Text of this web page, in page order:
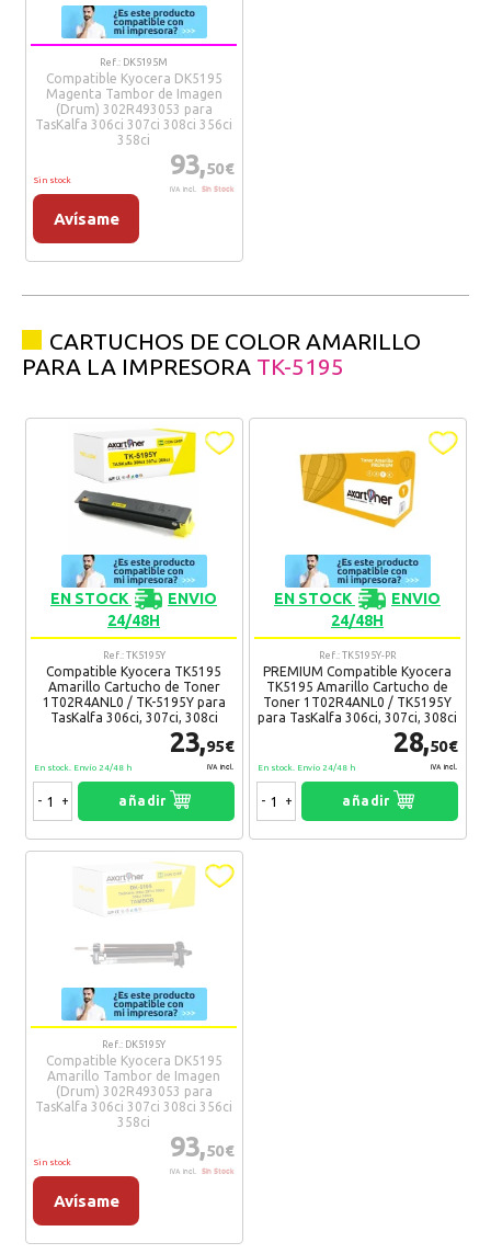
Ref.: DK5195M
Compatible Kyocera DK5195
Magenta Tambor de Imagen
(Drum) 302R493053 para
TasKalfa 306ci 307ci 308ci 356ci
358ci
93,50€
IVA Incl. Sin Stock
Sin stock
Avísame
CARTUCHOS DE COLOR AMARILLO
PARA LA IMPRESORA TK-5195
EN STOCK
ENVIO
24/48H
Ref.: TK5195Y
Compatible Kyocera TK5195
Amarillo Cartucho de Toner
1T02R4ANL0 / TK-5195Y para
TasKalfa 306ci, 307ci, 308ci
23,95€
IVA Incl.
En stock. Envío 24/48 h
- + añadir
EN STOCK
ENVIO
24/48H
Ref.: TK5195Y-PR
PREMIUM Compatible Kyocera
TK5195 Amarillo Cartucho de
Toner 1T02R4ANL0 / TK5195Y
para TasKalfa 306ci, 307ci, 308ci
28,50€
IVA Incl.
En stock. Envío 24/48 h
- + añadir
Ref.: DK5195Y
Compatible Kyocera DK5195
Amarillo Tambor de Imagen
(Drum) 302R493053 para
TasKalfa 306ci 307ci 308ci 356ci
358ci
93,50€
IVA Incl. Sin Stock
Sin stock
Avísame